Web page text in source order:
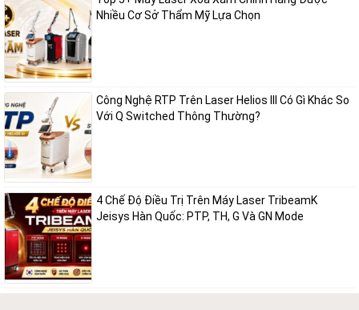
Nhiều Cơ Sở Thẩm Mỹ Lựa Chọn
Công Nghệ RTP Trên Laser Helios III Có Gì Khác So
Với Q Switched Thông Thường?
4 Chế Độ Điều Trị Trên Máy Laser TribeamK
Jeisys Hàn Quốc: PTP, TH, G Và GN Mode